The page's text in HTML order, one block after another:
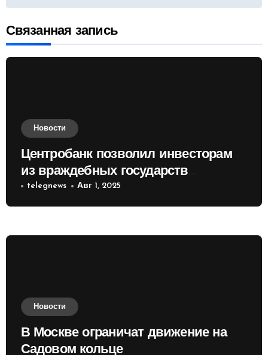
Связанная запись
Новости
Центробанк позволил инвесторам
из враждебных государств
приобретать валюту
telegnews Авг 1, 2025
Новости
В Москве ограничат движение на
Садовом кольце